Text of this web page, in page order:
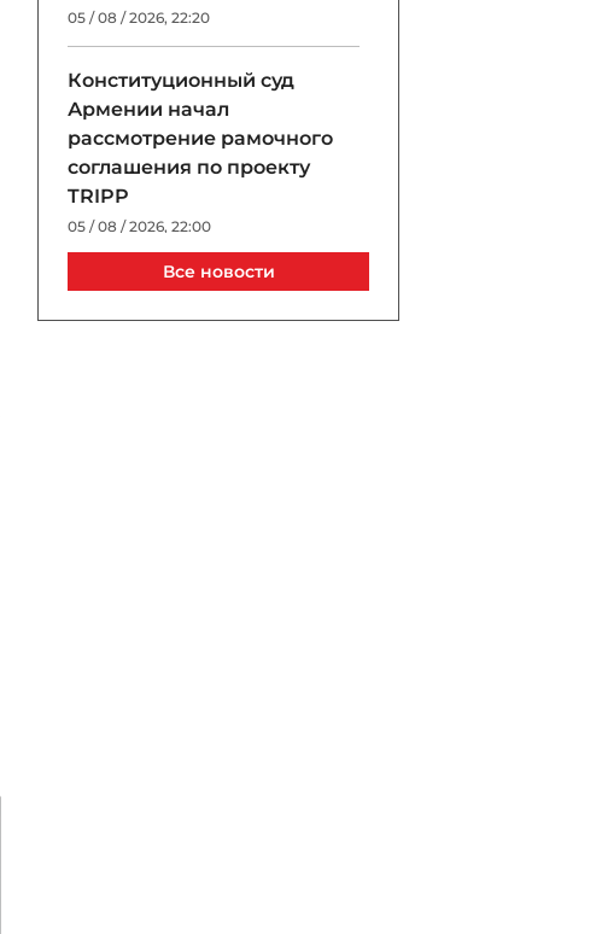
05 / 08 / 2026, 22:20
Конституционный суд
Армении начал
рассмотрение рамочного
соглашения по проекту
TRIPP
05 / 08 / 2026, 22:00
Джиджи Хадид и Брэдли
Купер тайно поженились в
Все новости